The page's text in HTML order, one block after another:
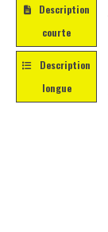
Description
courte
Description
longue